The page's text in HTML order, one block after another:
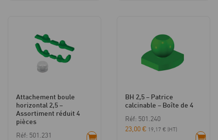
Attachement boule
horizontal 2,5 –
Assortiment réduit 4
pièces
Réf: 501.231
BH 2,5 – Patrice
calcinable – Boîte de 4
Réf: 501.240
23,00€ 19,17 € (HT)